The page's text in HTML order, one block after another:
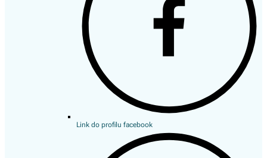
Link do profilu facebook